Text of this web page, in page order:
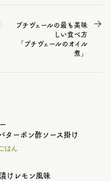
プチヴェールの最も美味
しい食べ方
「プチヴェールのオイル
煮」
ターポン酢ソース掛け
はん
けレモン風味